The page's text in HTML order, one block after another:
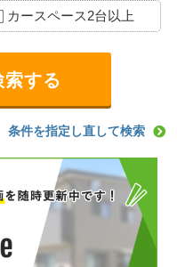
カースペース2台以上
条件を指定し直して検索